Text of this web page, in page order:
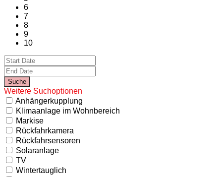
6
7
8
9
10
Weitere Suchoptionen
Anhängerkupplung
Klimaanlage im Wohnbereich
Markise
Rückfahrkamera
Rückfahrsensoren
Solaranlage
TV
Wintertauglich